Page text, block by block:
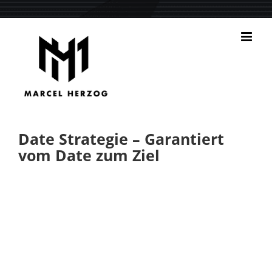
Date Strategie – Garantiert
vom Date zum Ziel